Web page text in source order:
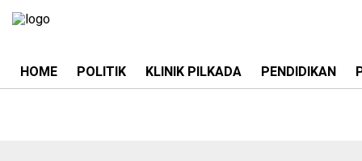
HOME POLITIK KLINIK PILKADA PENDIDIKAN